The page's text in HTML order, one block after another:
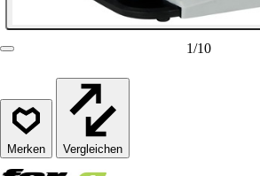
1/10
Vergleichen